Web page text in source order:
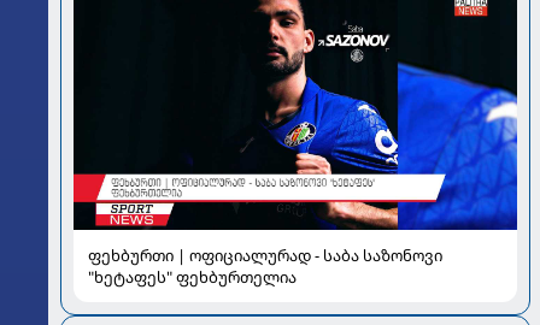
ფეხბურთი | ოფიციალურად - საბა საზონოვი
"ხეტაფეს" ფეხბურთელია